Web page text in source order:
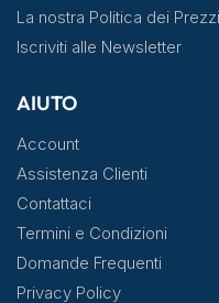
La nostra Politica dei Prezzi
Iscriviti alle Newsletter
AIUTO
Account
Assistenza Clienti
Contattaci
Termini e Condizioni
Domande Frequenti
Privacy Policy